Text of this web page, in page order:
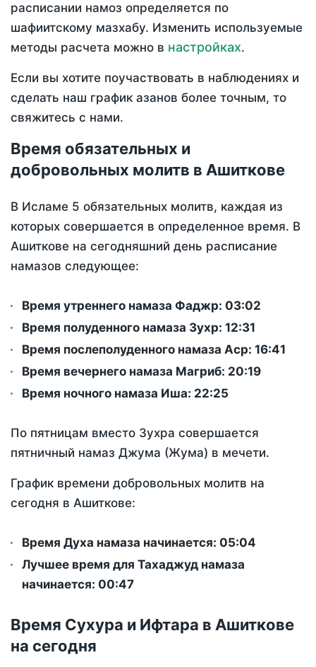
расписании намоз определяется по
шафиитскому мазхабу. Изменить используемые
методы расчета можно в настройках.
Если вы хотите поучаствовать в наблюдениях и
сделать наш график азанов более точным, то
свяжитесь с нами.
Время обязательных и
добровольных молитв в Ашиткове
В Исламе 5 обязательных молитв, каждая из
которых совершается в определенное время. В
Ашиткове на сегодняшний день расписание
намазов следующее:
Время утреннего намаза Фаджр: 03:02
Время полуденного намаза Зухр: 12:31
Время послеполуденного намаза Аср: 16:41
Время вечернего намаза Магриб: 20:19
Время ночного намаза Иша: 22:25
По пятницам вместо Зухра совершается
пятничный намаз Джума (Жума) в мечети.
График времени добровольных молитв на
сегодня в Ашиткове:
Время Духа намаза начинается: 05:04
Лучшее время для Тахаджуд намаза
начинается: 00:47
Время Сухура и Ифтара в Ашиткове
на сегодня